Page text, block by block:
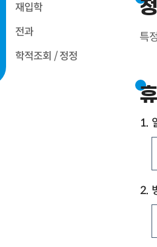
재입학
전과
학적조회 / 정정
특